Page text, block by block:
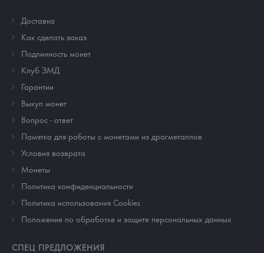
Доставка
Как сделать заказ
Подлинность монет
Клуб ЗМД
Гарантии
Выкуп монет
Вопрос - ответ
Памятка для работы с монетами из драгметаллов
Условия возврата
Монеты
Политика конфиденциальности
Политика использования Cookies
Положение по обработке и защите персональных данных
СПЕЦ ПРЕДЛОЖЕНИЯ